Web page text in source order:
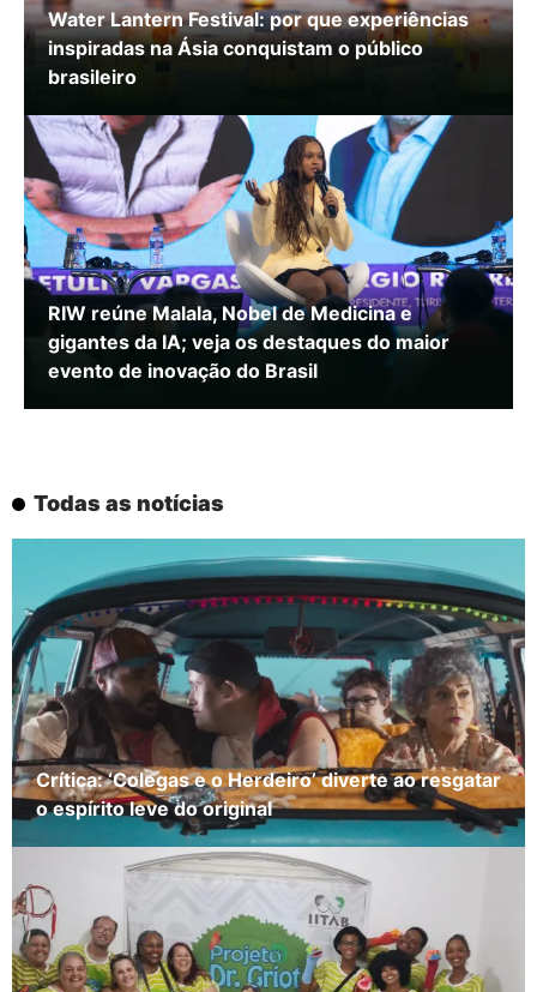
Water Lantern Festival: por que experiências
inspiradas na Ásia conquistam o público
brasileiro
RIW reúne Malala, Nobel de Medicina e
gigantes da IA; veja os destaques do maior
evento de inovação do Brasil
Todas as notícias
Crítica: ‘Colegas e o Herdeiro’ diverte ao resgatar
o espírito leve do original